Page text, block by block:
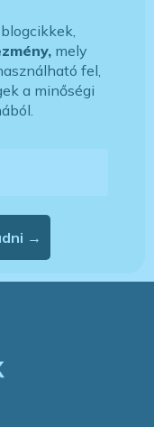
mely
fel,
a minőségi
Nem akarok lemaradni →